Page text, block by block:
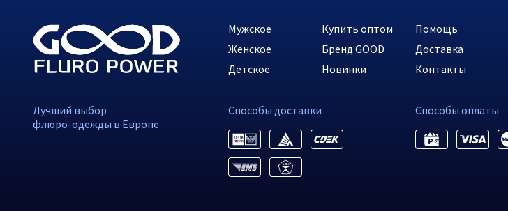
Мужское
Женское
Детское
Купить оптом
Бренд GOOD
Новинки
Помощь
Доставка
Контакты
Лучший выбор
флюро-одежды в Европе
Способы доставки Способы оплаты